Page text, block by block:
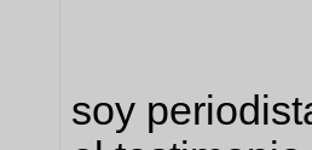
soy